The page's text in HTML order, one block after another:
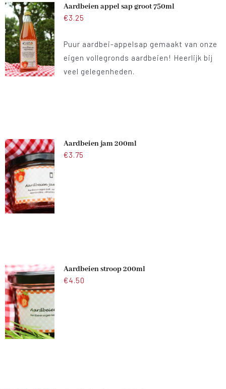
Aardbeien appel sap groot 750ml
€3.25
Puur aardbei-appelsap gemaakt van onze
eigen vollegronds aardbeien! Heerlijk bij
veel gelegenheden.
Aardbeien jam 200ml
€3.75
Aardbeien stroop 200ml
€4.50